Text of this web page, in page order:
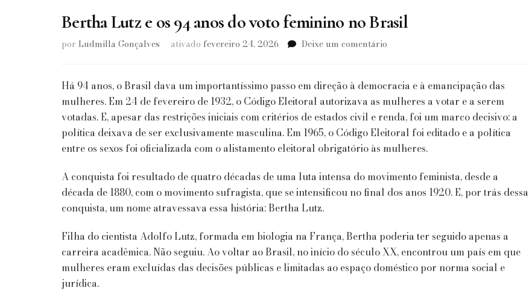
Bertha Lutz e os 94 anos do voto feminino no Brasil
por Ludmilla Gonçalves ativado fevereiro 24, 2026 Deixe um comentário
e
94
anos
do
voto
no
Brasil
Há 94 anos, o Brasil dava um importantíssimo passo em direção à democracia e à emancipação das
mulheres. Em 24 de fevereiro de 1932, o Código Eleitoral autorizava as mulheres a votar e a serem
votadas. E, apesar das restrições iniciais com critérios de estados civil e renda, foi um marco decisivo: a
política deixava de ser exclusivamente masculina. Em 1965, o Código Eleitoral foi editado e a política
entre os sexos foi oficializada com o alistamento eleitoral obrigatório às mulheres.
A conquista foi resultado de quatro décadas de uma luta intensa do movimento feminista, desde a
década de 1880, com o movimento sufragista, que se intensificou no final dos anos 1920. E, por trás dessa
conquista, um nome atravessava essa história: Bertha Lutz.
Filha do cientista Adolfo Lutz, formada em biologia na França, Bertha poderia ter seguido apenas a
carreira acadêmica. Não seguiu. Ao voltar ao Brasil, no início do século XX, encontrou um país em que
mulheres eram excluídas das decisões públicas e limitadas ao espaço doméstico por norma social e
jurídica.